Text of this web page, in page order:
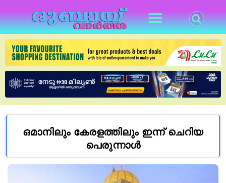
ഒമാനിലും കേരളത്തിലും ഇന്ന് ചെറിയ
പെരുന്നാൾ